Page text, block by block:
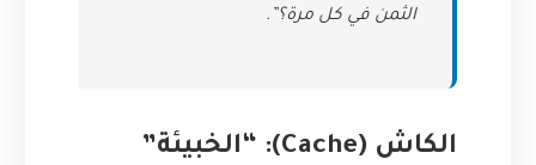
الثمن في كل مرة؟”.
الكاش (Cache): “الخبيئة”